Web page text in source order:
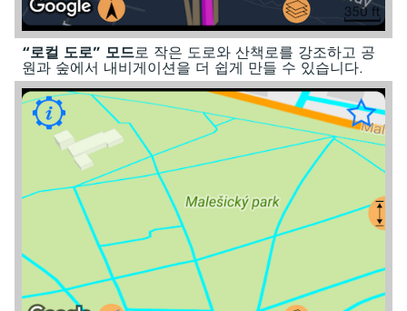
“로컬 도로” 모드로 작은 도로와 산책로를 강조하고 공
원과 숲에서 내비게이션을 더 쉽게 만들 수 있습니다.